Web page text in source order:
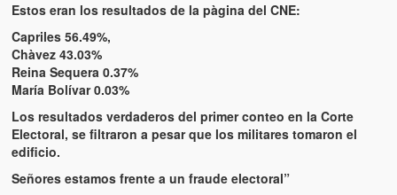
Radio Emisoras y canales de televisión clausurados por el
de Chávez hasta el 2009
Victimas del 11 de abril de 2002
Víctimas del régimen dictatorial de Chávez desde que tomó el
poder hasta el 31 de diciembre de 2009
1992
Estos eran los resultados de la pàgina del CNE:
Capriles 56.49%,
Chàvez 43.03%
Reina Sequera 0.37%
María Bolívar 0.03%
Los resultados verdaderos del primer conteo en la Corte
Electoral, se filtraron a pesar que los militares tomaron el
edificio.
Señores estamos frente a un fraude electoral”